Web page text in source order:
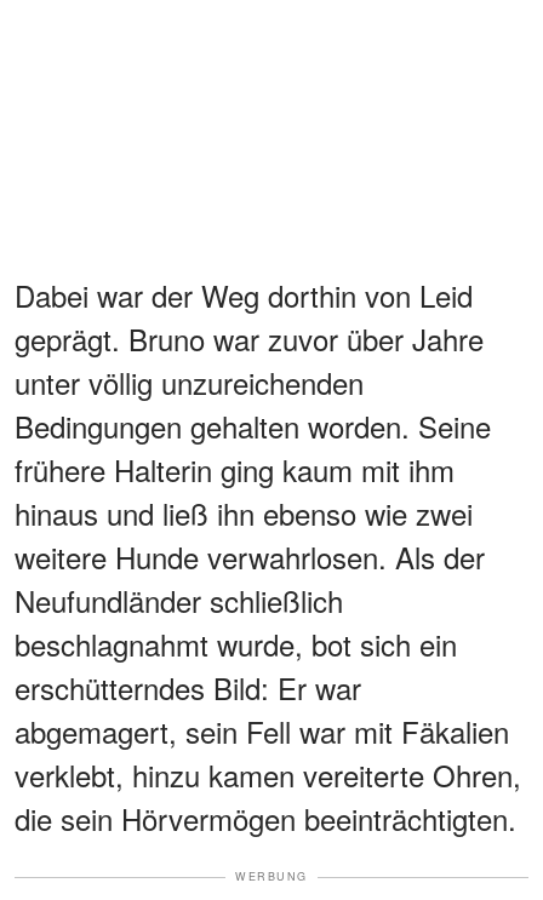
Dabei war der Weg dorthin von Leid
geprägt. Bruno war zuvor über Jahre
unter völlig unzureichenden
Bedingungen gehalten worden. Seine
frühere Halterin ging kaum mit ihm
hinaus und ließ ihn ebenso wie zwei
weitere Hunde verwahrlosen. Als der
Neufundländer schließlich
beschlagnahmt wurde, bot sich ein
erschütterndes Bild: Er war
abgemagert, sein Fell war mit Fäkalien
verklebt, hinzu kamen vereiterte Ohren,
die sein Hörvermögen beeinträchtigten.
WERBUNG